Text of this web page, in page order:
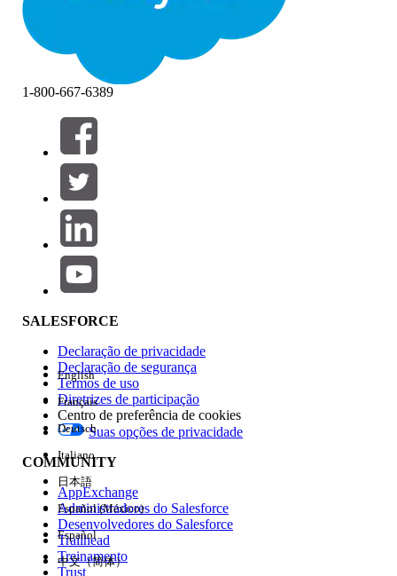
Filtros (0)
SELECIONAR FILTROS
Área de produtos
Impacto do recurso
Edição
Experiência
1-800-667-6389
SALESFORCE
Declaração de privacidade
Declaração de segurança
Termos de uso
Diretrizes de participação
Centro de preferência de cookies
Suas opções de privacidade
COMMUNITY
AppExchange
Administradores do Salesforce
Desenvolvedores do Salesforce
Trailhead
Treinamento
Trust
English
Français
Deutsch
Italiano
日本語
Español (México)
Español
中文（简体）